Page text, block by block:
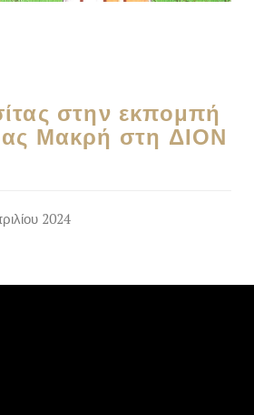
στην εκπομπή
Μακρή στη ΔΙΟΝ
2024